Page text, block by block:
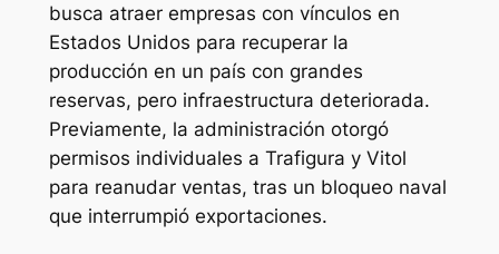
busca atraer empresas con vínculos en
Estados Unidos para recuperar la
producción en un país con grandes
reservas, pero infraestructura deteriorada.
Previamente, la administración otorgó
permisos individuales a Trafigura y Vitol
para reanudar ventas, tras un bloqueo naval
que interrumpió exportaciones.